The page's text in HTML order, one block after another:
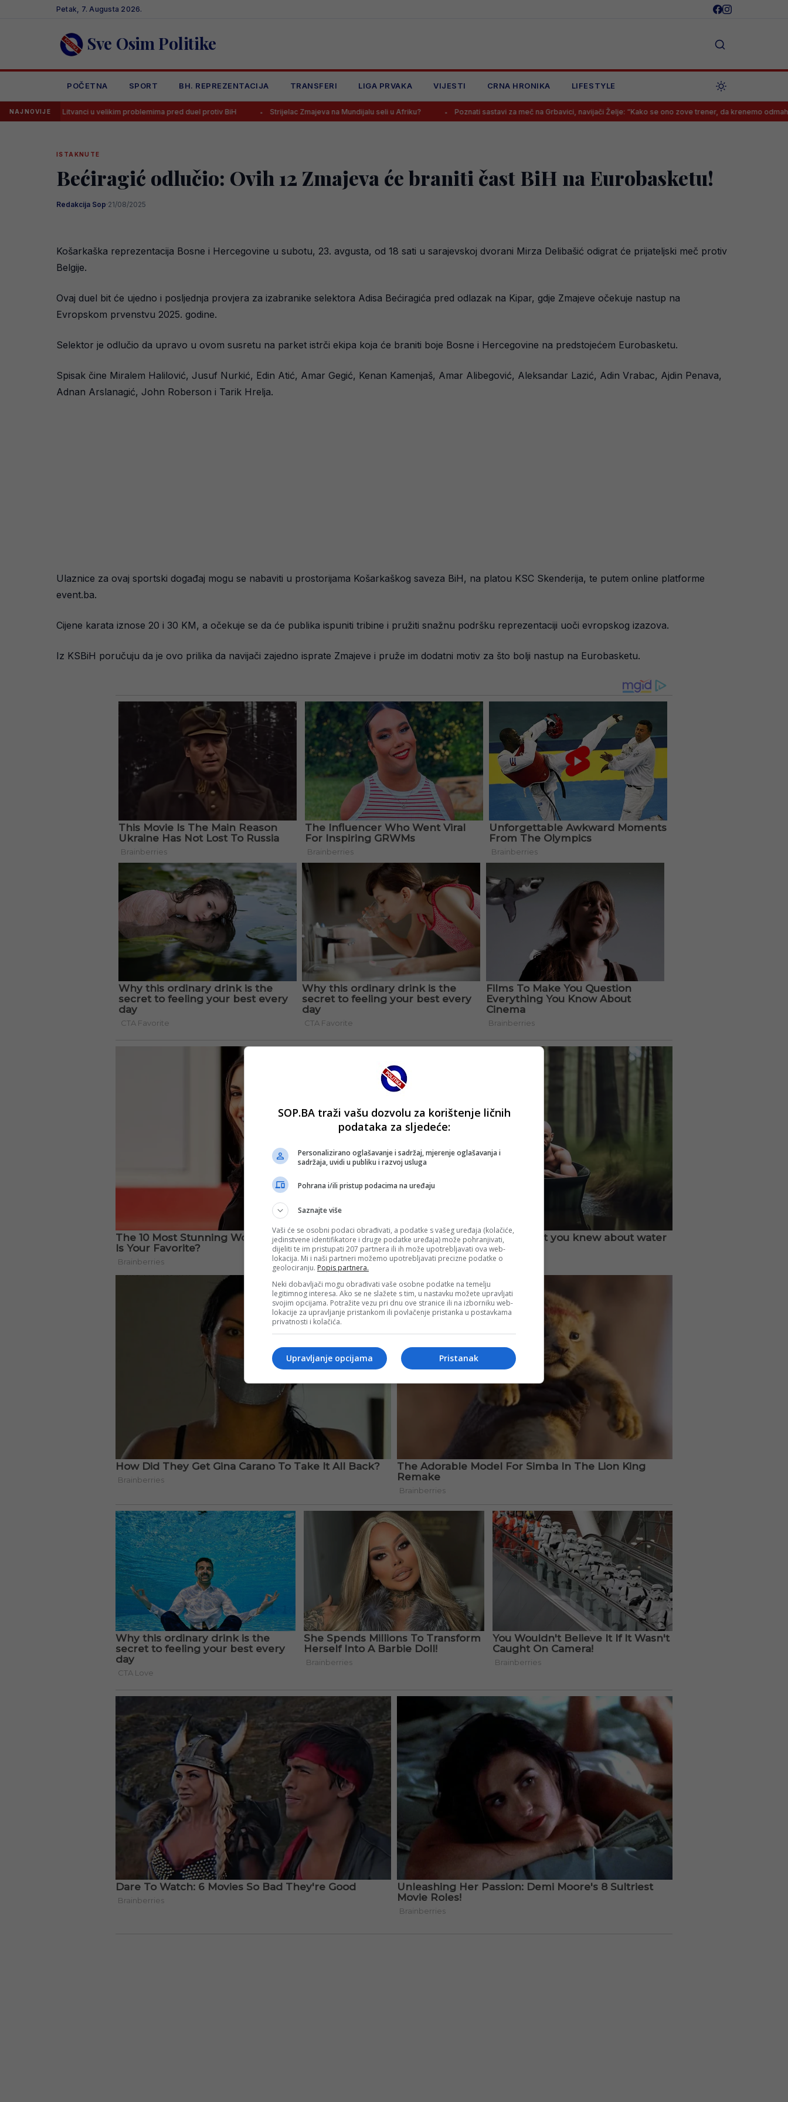
Petak, 7. Augusta 2026.
Sve Osim Politike
POČETNA SPORT BH. REPREZENTACIJA TRANSFERI LIGA PRVAKA VIJESTI CRNA HRONIKA LIFESTYLE
NAJNOVIJE
Litvanci u velikim problemima pred duel protiv BiH Strijelac Zmajeva na Mundijalu seli u Afriku? Poznati sastavi za meč na Grbavici, navijači Želje: “Kako se ono zove trener, da krenemo odmah psovati”
ISTAKNUTE
Bećiragić odlučio: Ovih 12 Zmajeva će braniti čast BiH na Eurobasketu!
Redakcija Sop·21/08/2025
Košarkaška reprezentacija Bosne i Hercegovine u subotu, 23. avgusta, od 18 sati u sarajevskoj dvorani Mirza Delibašić odigrat će prijateljski meč protiv
Belgije.
Ovaj duel bit će ujedno i posljednja provjera za izabranike selektora Adisa Bećiragića pred odlazak na Kipar, gdje Zmajeve očekuje nastup na
Evropskom prvenstvu 2025. godine.
Selektor je odlučio da upravo u ovom susretu na parket istrči ekipa koja će braniti boje Bosne i Hercegovine na predstojećem Eurobasketu.
Spisak čine Miralem Halilović, Jusuf Nurkić, Edin Atić, Amar Gegić, Kenan Kamenjaš, Amar Alibegović, Aleksandar Lazić, Adin Vrabac, Ajdin Penava,
Adnan Arslanagić, John Roberson i Tarik Hrelja.
Ulaznice za ovaj sportski događaj mogu se nabaviti u prostorijama Košarkaškog saveza BiH, na platou KSC Skenderija, te putem online platforme
event.ba.
Cijene karata iznose 20 i 30 KM, a očekuje se da će publika ispuniti tribine i pružiti snažnu podršku reprezentaciji uoči evropskog izazova.
Iz KSBiH poručuju da je ovo prilika da navijači zajedno isprate Zmajeve i pruže im dodatni motiv za što bolji nastup na Eurobasketu.
SOP.BA traži vašu dozvolu za korištenje ličnih
podataka za sljedeće:
Personalizirano oglašavanje i sadržaj, mjerenje oglašavanja i
sadržaja, uvidi u publiku i razvoj usluga
Pohrana i/ili pristup podacima na uređaju
Saznajte više
Vaši će se osobni podaci obrađivati, a podatke s vašeg uređaja (kolačiće,
jedinstvene identifikatore i druge podatke uređaja) može pohranjivati,
dijeliti te im pristupati 207 partnera ili ih može upotrebljavati ova web-
lokacija. Mi i naši partneri možemo upotrebljavati precizne podatke o
geolociranju. Popis partnera.
Neki dobavljači mogu obrađivati vaše osobne podatke na temelju
legitimnog interesa. Ako se ne slažete s tim, u nastavku možete upravljati
svojim opcijama. Potražite vezu pri dnu ove stranice ili na izborniku web-
lokacije za upravljanje pristankom ili povlačenje pristanka u postavkama
privatnosti i kolačića.
Pristanak
Upravljanje opcijama